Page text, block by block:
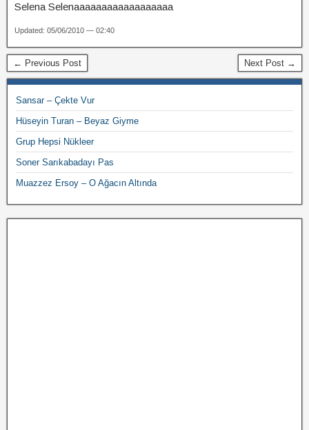
Selena Selenaaaaaaaaaaaaaaaaaa
Updated: 05/06/2010 — 02:40
← Previous Post Next Post →
Sansar – Çekte Vur
Hüseyin Turan – Beyaz Giyme
Grup Hepsi Nükleer
Soner Sarıkabadayı Pas
Muazzez Ersoy – O Ağacın Altında